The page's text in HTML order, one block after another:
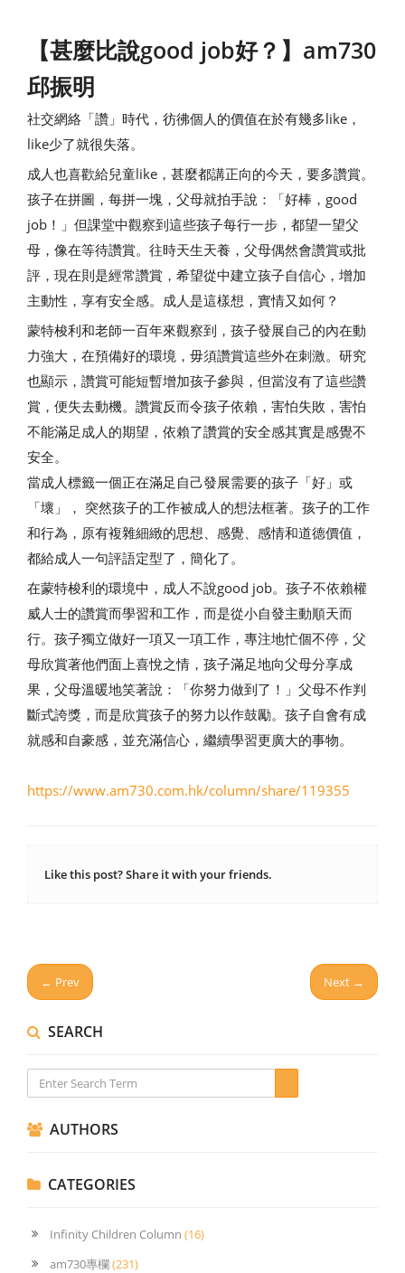
【甚麼比說good job好？】am730
邱振明
社交網絡「讚」時代，彷彿個人的價值在於有幾多like，
like少了就很失落。
成人也喜歡給兒童like，甚麼都講正向的今天，要多讚賞。
孩子在拼圖，每拼一塊，父母就拍手說：「好棒，good
job！」但課堂中觀察到這些孩子每行一步，都望一望父
母，像在等待讚賞。往時天生天養，父母偶然會讚賞或批
評，現在則是經常讚賞，希望從中建立孩子自信心，增加
主動性，享有安全感。成人是這樣想，實情又如何？
蒙特梭利和老師一百年來觀察到，孩子發展自己的內在動
力強大，在預備好的環境，毋須讚賞這些外在刺激。研究
也顯示，讚賞可能短暫增加孩子參與，但當沒有了這些讚
賞，便失去動機。讚賞反而令孩子依賴，害怕失敗，害怕
不能滿足成人的期望，依賴了讚賞的安全感其實是感覺不
安全。
當成人標籤一個正在滿足自己發展需要的孩子「好」或
「壞」， 突然孩子的工作被成人的想法框著。孩子的工作
和行為，原有複雜細緻的思想、感覺、感情和道德價值，
都給成人一句評語定型了，簡化了。
在蒙特梭利的環境中，成人不說good job。孩子不依賴權
威人士的讚賞而學習和工作，而是從小自發主動順天而
行。孩子獨立做好一項又一項工作，專注地忙個不停，父
母欣賞著他們面上喜悅之情，孩子滿足地向父母分享成
果，父母溫暖地笑著說：「你努力做到了！」父母不作判
斷式誇獎，而是欣賞孩子的努力以作鼓勵。孩子自會有成
就感和自豪感，並充滿信心，繼續學習更廣大的事物。
https://www.am730.com.hk/column/share/119355
Like this post? Share it with your friends.
← Prev Next →
SEARCH
AUTHORS
CATEGORIES
Infinity Children Column (16)
am730專欄(231)